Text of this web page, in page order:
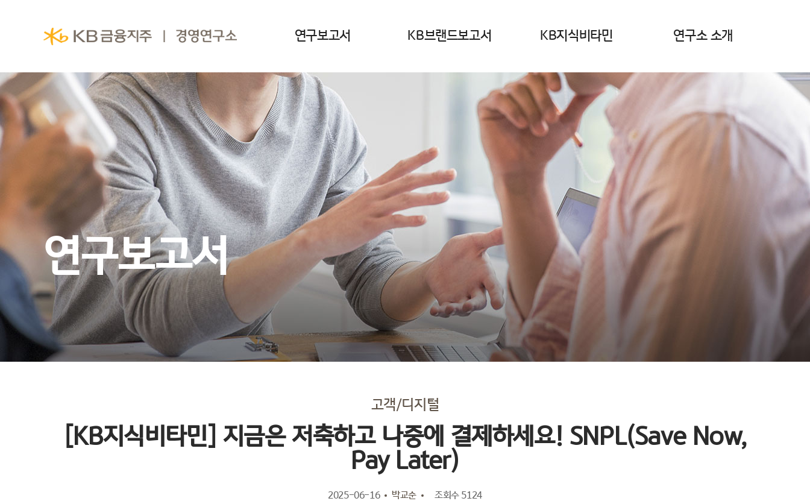
연구보고서 KB브랜드보고서 KB지식비타민 연구소 소개
연구보고서
고객/디지털
[KB지식비타민] 지금은 저축하고 나중에 결제하세요! SNPL(Save Now,
Pay Later)
2025-06-16 박교순 조회수 5124